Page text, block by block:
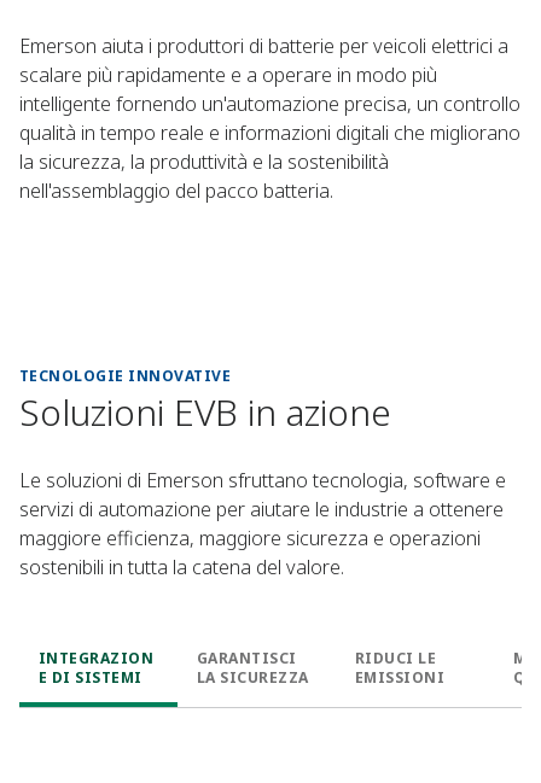
Emerson aiuta i produttori di batterie per veicoli elettrici a
scalare più rapidamente e a operare in modo più
intelligente fornendo un'automazione precisa, un controllo
qualità in tempo reale e informazioni digitali che migliorano
la sicurezza, la produttività e la sostenibilità
nell'assemblaggio del pacco batteria.
TECNOLOGIE INNOVATIVE
Soluzioni EVB in azione
Le soluzioni di Emerson sfruttano tecnologia, software e
servizi di automazione per aiutare le industrie a ottenere
maggiore efficienza, maggiore sicurezza e operazioni
sostenibili in tutta la catena del valore.
INTEGRAZION
E DI SISTEMI
GARANTISCI
LA SICUREZZA
RIDUCI LE
EMISSIONI